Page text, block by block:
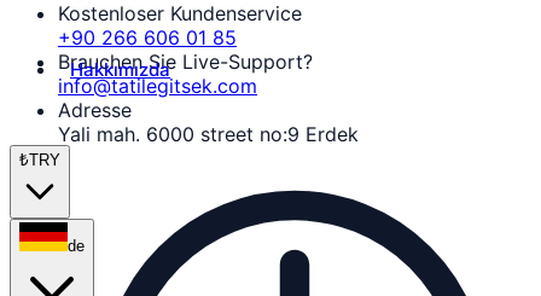
Hakkımızda
₺TRY
de
Kostenloser Kundenservice
+90 266 606 01 85
Brauchen Sie Live-Support?
info@tatilegitsek.com
Adresse
Yali mah. 6000 street no:9 Erdek